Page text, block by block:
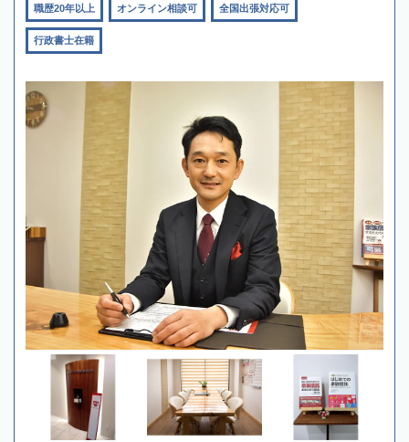
職歴20年以上 オンライン相談可 全国出張対応可
行政書士在籍